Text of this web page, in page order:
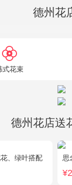
德州花
式花束
德州花店送
、绿叶搭配 思